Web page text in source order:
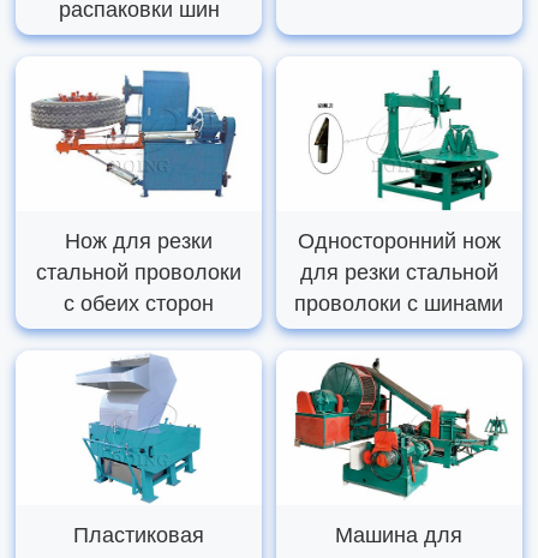
распаковки шин
Нож для резки
стальной проволоки
с обеих сторон
Односторонний нож
для резки стальной
проволоки с шинами
Пластиковая
Машина для